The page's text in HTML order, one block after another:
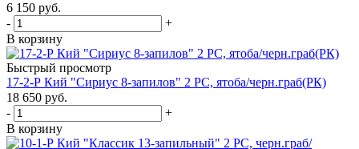
6 150 руб.
-
+
В корзину
Быстрый просмотр
17-2-Р Кий "Сириус 8-запилов" 2 РС, ятоба/черн.граб(РК)
18 650 руб.
-
+
В корзину